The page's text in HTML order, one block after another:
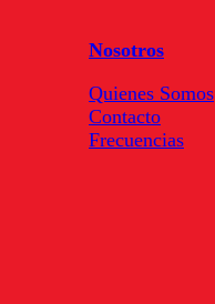
Nosotros
Quienes Somos
Contacto
Frecuencias